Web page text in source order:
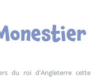
du roi d'Angleterre cette